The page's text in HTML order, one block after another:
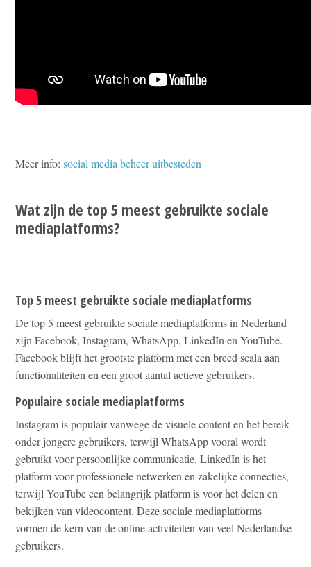
Meer info:social media beheer uitbesteden
Wat zijn de top 5 meest gebruikte sociale
mediaplatforms?
Top 5 meest gebruikte sociale mediaplatforms
De top 5 meest gebruikte sociale mediaplatforms in Nederland
zijn Facebook, Instagram, WhatsApp, LinkedIn en YouTube.
Facebook blijft het grootste platform met een breed scala aan
functionaliteiten en een groot aantal actieve gebruikers.
Populaire sociale mediaplatforms
Instagram is populair vanwege de visuele content en het bereik
onder jongere gebruikers, terwijl WhatsApp vooral wordt
gebruikt voor persoonlijke communicatie. LinkedIn is het
platform voor professionele netwerken en zakelijke connecties,
terwijl YouTube een belangrijk platform is voor het delen en
bekijken van videocontent. Deze sociale mediaplatforms
vormen de kern van de online activiteiten van veel Nederlandse
gebruikers.